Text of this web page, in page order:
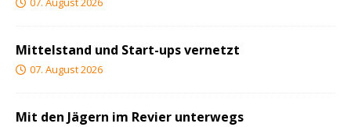
Mittelstand und Start-ups vernetzt
07. August 2026
Mit den Jägern im Revier unterwegs